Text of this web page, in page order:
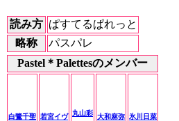
読み方 ぱすてるぱれっと
略称
パスパレ
Pastel＊Palettesのメンバー
白鷺千聖 若宮イヴ 丸山彩 大和麻弥 氷川日菜